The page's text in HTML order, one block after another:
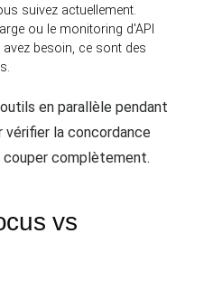
suivez actuellement.
ou le monitoring d'API
besoin, ce sont des
en parallèle pendant
vérifier la concordance
complètement.
vs